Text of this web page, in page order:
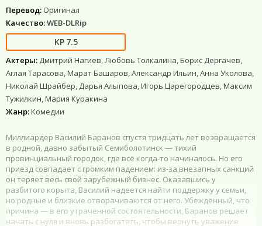
Перевод: Оригинал
Качество:WEB-DLRip
7.5
Актеры: Дмитрий Нагиев, Любовь Толкалина, Борис Дергачев,
Аглая Тарасова, Марат Башаров, Александр Ильин, Анна Уколова,
Николай Шрайбер, Дарья Алыпова, Игорь Царегородцев, Максим
Тужилкин, Мария Куракина
Жанр:Комедии
Миллиардер Василий Баранов спустя тридцать лет возвращается
в родной, давно забытый Семиболотинск — тихий
провинциальный городок, где всё когда-то начиналось. Но его
приезд совпадает с громким падением: из-за внезапных санкций
он теряет весь свой зарубежный бизнес. Оказавшись у
разбитого корыта, Василий надеется найти поддержку у семьи,
но родные и близкие отворачиваются от него. Убеждённый, что
причина — в его утраченной состоятельности, Баранов решает
начать с нуля и вновь разбогатеть, чтобы вернуть уважение